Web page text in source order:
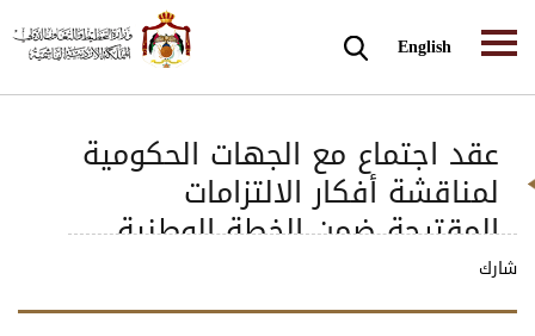
English
عقد اجتماع مع الجهات الحكومية
لمناقشة أفكار الالتزامات
المقترحة ضمن الخطة الوطنية
الخامسة لمبادرة شراكة الحكومات
الشفافة 2021-2025
شارك